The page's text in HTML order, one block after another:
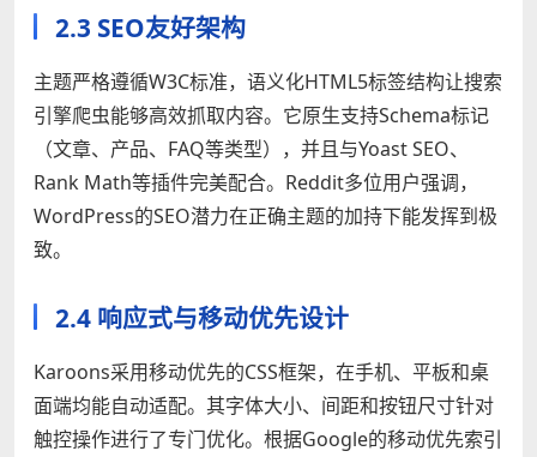
2.3 SEO友好架构
主题严格遵循W3C标准，语义化HTML5标签结构让搜索
引擎爬虫能够高效抓取内容。它原生支持Schema标记
（文章、产品、FAQ等类型），并且与Yoast SEO、
Rank Math等插件完美配合。Reddit多位用户强调，
WordPress的SEO潜力在正确主题的加持下能发挥到极
致。
2.4 响应式与移动优先设计
Karoons采用移动优先的CSS框架，在手机、平板和桌
面端均能自动适配。其字体大小、间距和按钮尺寸针对
触控操作进行了专门优化。根据Google的移动优先索引